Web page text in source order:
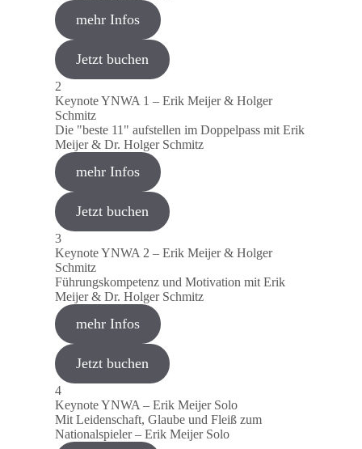
mehr Infos
Jetzt buchen
2
Keynote YNWA 1 – Erik Meijer & Holger
Schmitz
Die "beste 11" aufstellen im Doppelpass mit Erik
Meijer & Dr. Holger Schmitz
mehr Infos
Jetzt buchen
3
Keynote YNWA 2 – Erik Meijer & Holger
Schmitz
Führungskompetenz und Motivation mit Erik
Meijer & Dr. Holger Schmitz
mehr Infos
Jetzt buchen
4
Keynote YNWA – Erik Meijer Solo
Mit Leidenschaft, Glaube und Fleiß zum
Nationalspieler – Erik Meijer Solo